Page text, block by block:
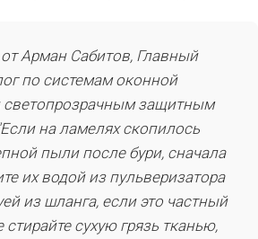
от Арман Сабитов, Главный
по системам оконной
светопрозрачным защитным
на ламелях скопилось
пыли после бури, сначала
их водой из пульверизатора
из шланга, если это частный
сухую грязь тканью,